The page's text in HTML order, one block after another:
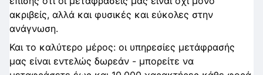
ακριβείς, αλλά και φυσικές και εύκολες στην
ανάγνωση.
Και το καλύτερο μέρος: οι υπηρεσίες μετάφρασής
μας είναι εντελώς δωρεάν - μπορείτε να